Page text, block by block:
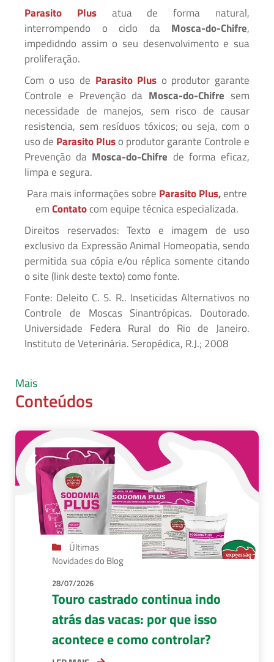
Parasito Plusatua de forma natural,
interrompendo o ciclo da Mosca-do-Chifre,
impedidndo assim o seu desenvolvimento e sua
proliferação.
Com o uso de Parasito Plus o produtor garante
Controle e Prevenção da Mosca-do-Chifresem
necessidade de manejos, sem risco de causar
resistencia, sem resíduos tóxicos; ou seja, com o
uso de Parasito Pluso produtor garante Controle e
Prevenção da Mosca-do-Chifre de forma eficaz,
limpa e segura.
Para mais informações sobre Parasito Plus,entre
emContatocom equipe técnica especializada.
Direitos reservados: Texto e imagem de uso
exclusivo da Expressão Animal Homeopatia, sendo
permitida sua cópia e/ou réplica somente citando
o site (link deste texto) como fonte.
Fonte: Deleito C. S. R.. Inseticidas Alternativos no
Controle de Moscas Sinantrópicas. Doutorado.
Universidade Federa Rural do Rio de Janeiro.
Instituto de Veterinária. Seropédica, R.J.; 2008
Mais
Conteúdos
Últimas
Novidades do Blog
28/07/2026
Touro castrado continua indo
atrás das vacas: por que isso
acontece e como controlar?